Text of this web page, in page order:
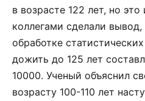
в возрасте 122 лет, но
коллегами сделали
обработке
дожить до 125 лет
10000. Ученый объяснил
возрасту 100-110 лет